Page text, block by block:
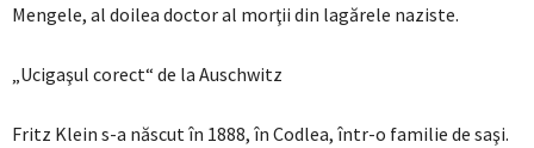
Mengele, al doilea doctor al morţii din lagărele naziste.
„Ucigaşul corect“ de la Auschwitz
Fritz Klein s-a născut în 1888, în Codlea, într-o familie de saşi.